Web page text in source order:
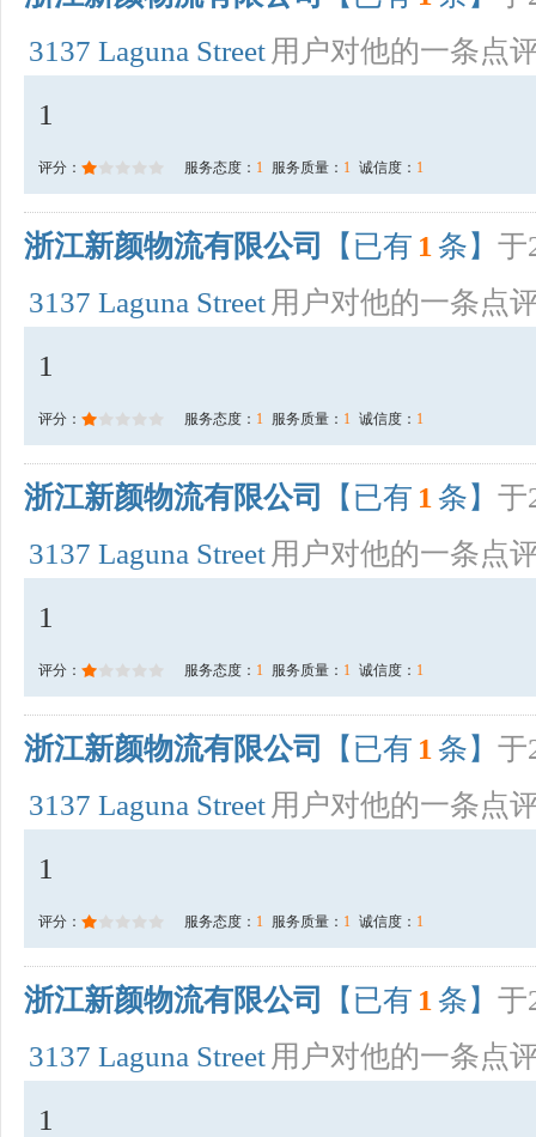
3137 Laguna Street 用户对他的一条点
1
评分： 服务态度： 1 服务质量： 1 诚信度： 1
浙江新颜物流有限公司 【已有 1 条】 于
3137 Laguna Street 用户对他的一条点
1
评分： 服务态度： 1 服务质量： 1 诚信度： 1
浙江新颜物流有限公司 【已有 1 条】 于
3137 Laguna Street 用户对他的一条点
1
评分： 服务态度： 1 服务质量： 1 诚信度： 1
浙江新颜物流有限公司 【已有 1 条】 于
3137 Laguna Street 用户对他的一条点
1
评分： 服务态度： 1 服务质量： 1 诚信度： 1
浙江新颜物流有限公司 【已有 1 条】 于
3137 Laguna Street 用户对他的一条点
1